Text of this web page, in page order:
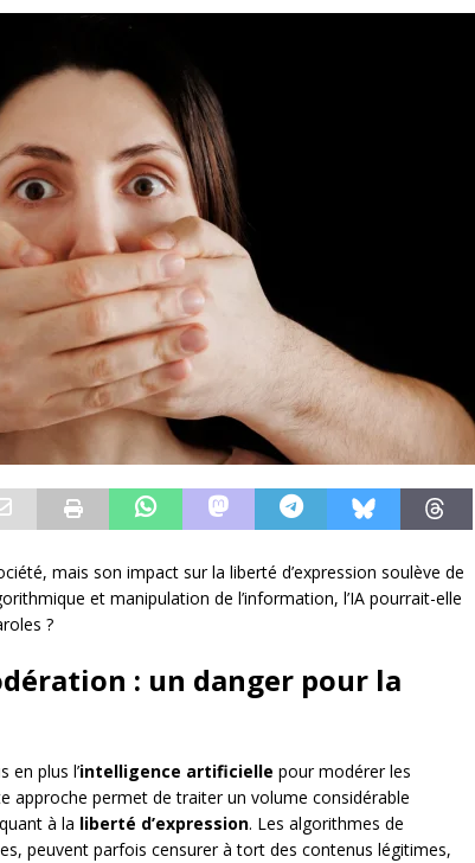
mais son impact sur la liberté d’expression soulève de
et manipulation de l’information, l’IA pourrait-elle
?
: un danger pour la
en plus l’intelligence artificielle pour modérer les
approche permet de traiter un volume considérable
à la liberté d’expression. Les algorithmes de
peuvent parfois censurer à tort des contenus légitimes,